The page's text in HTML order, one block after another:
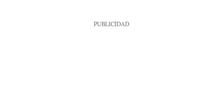
PUBLICIDAD